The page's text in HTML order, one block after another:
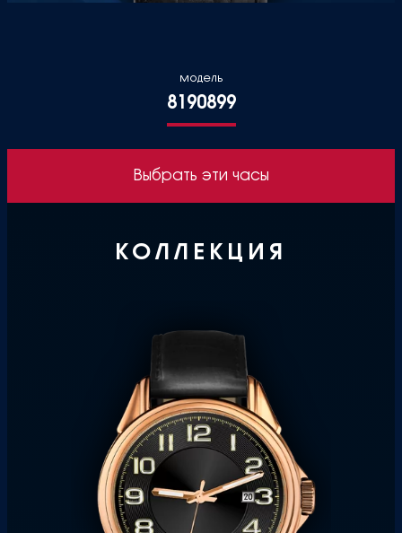
модель
8190899
Выбрать эти часы
КОЛЛЕКЦИЯ